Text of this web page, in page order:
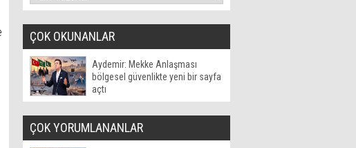
ÇOK OKUNANLAR
Aydemir: Mekke Anlaşması
bölgesel güvenlikte yeni bir sayfa
açtı
ÇOK YORUMLANANLAR